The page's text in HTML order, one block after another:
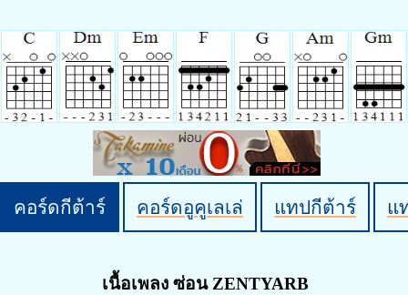
คอร์ดกีต้าร์ คอร์ดอูคูเลเล่ แทปกีต้าร์ แ
เนื้อเพลง ซ่อน ZENTYARB